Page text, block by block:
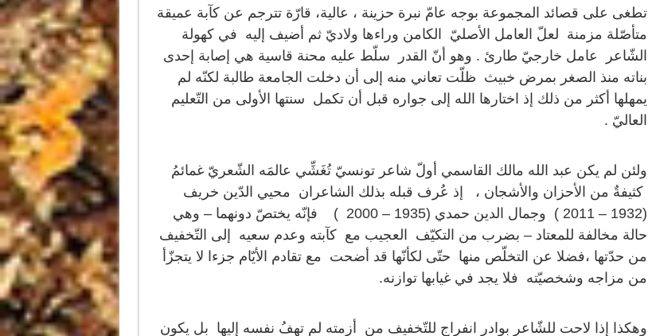
تطغى على قصائد المجموعة بوجه عامّ نبرة حزينة ، عالية، قارّة تترجم عن كآبة عميقة
متأصّلة مزمنة لعلّ العامل الأصليّ الكامن وراءها ولاديّ ثم أضيف إليه في كهولة
الشّاعر عامل خارجيّ طارئ . وهو أنّ القدر سلّط عليه محنة قاسية هي إصابة إحدى
بناته منذ الصغر بمرض خبيث ظلّت تعاني منه إلى أن دخلت الجامعة طالبة لكنّه لم
يمهلها أكثر من ذلك إذ اختارها الله إلى جواره قبل أن تكمل سنتها الأولى من التّعليم
العاليّ .
ولئن لم يكن عبد الله مالك القاسمي أولّ شاعر تونسيّ تُغَشِّي عالمَه الشّعريّ غمائمُ
كثيفةٌ من الأحزان والأشجان ، إذ عُرف قبله بذلك الشاعران محيي الدّين خريف
(1932 – 2011 ) وجمال الدين حمدي (1935 – 2000 ) فإنّه يختصّ دونهما – وهي
حالة مخالفة للمعتاد – بضرب من التكيّف العجيب مع كآبته وعدم سعيه إلى التّخفيف
من حدّتها ،فضلا عن التخلّص منها حتّى لكأنّها قد أضحت مع تقادم الأيّام جزءا لا يتجزّأ
من مزاجه وشخصيّته فلا يجد في غيابها توازنه.
وهكذا إذا لاحت للشّاعر بوادر انفراج للتّخفيف من أزمته لم تهفُ نفسه إليها بل يكون